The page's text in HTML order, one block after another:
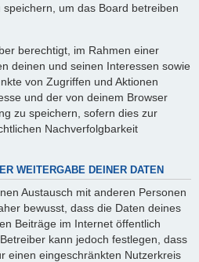
um das Board betreiben
berechtigt, im Rahmen einer
deinen und seinen Interessen sowie
von Zugriffen und Aktionen
und der von deinem Browser
zu speichern, sofern dies zur
Nachverfolgbarkeit
WEITERGABE DEINER DATEN
Austausch mit anderen Personen
bewusst, dass die Daten deines
Beiträge im Internet öffentlich
kann jedoch festlegen, dass
einen eingeschränkten Nutzerkreis